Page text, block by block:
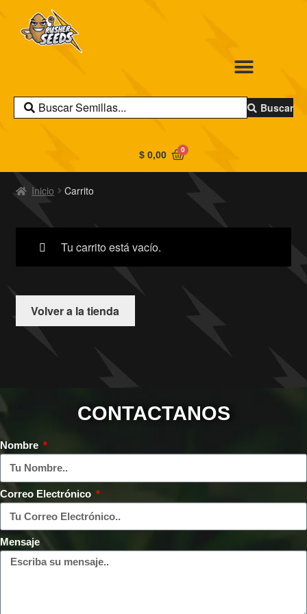
Buscar
$0,00 0
Inicio Carrito
Tu carrito está vacío.
Volver a la tienda
CONTACTANOS
Nombre
Correo Electrónico
Mensaje